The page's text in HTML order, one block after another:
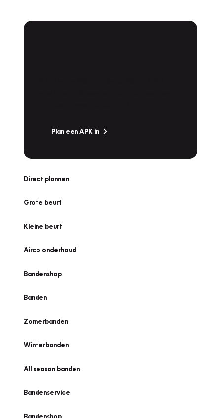
Plan een APK in
Direct plannen
Grote beurt
Kleine beurt
Airco onderhoud
Bandenshop
Banden
Zomerbanden
Winterbanden
All season banden
Bandenservice
Bandenshop